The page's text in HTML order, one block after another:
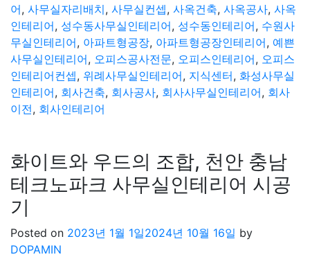
어, 사무실자리배치, 사무실컨셉, 사옥건축, 사옥공사, 사옥
인테리어, 성수동사무실인테리어, 성수동인테리어, 수원사
무실인테리어, 아파트형공장, 아파트형공장인테리어, 예쁜
사무실인테리어, 오피스공사전문, 오피스인테리어, 오피스
인테리어컨셉, 위례사무실인테리어, 지식센터, 화성사무실
인테리어, 회사건축, 회사공사, 회사사무실인테리어, 회사
이전, 회사인테리어
화이트와 우드의 조합, 천안 충남
테크노파크 사무실인테리어 시공
기
Posted on 2023년 1월 1일2024년 10월 16일 by
DOPAMIN